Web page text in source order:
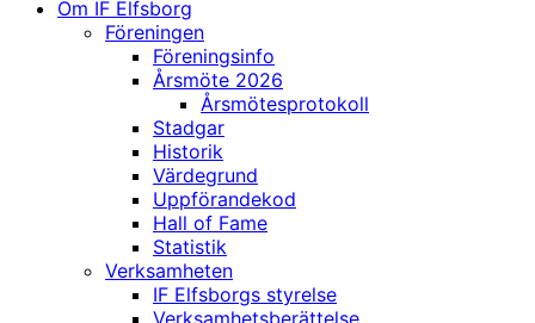
Om IF Elfsborg
Föreningen
Föreningsinfo
Årsmöte 2026
Årsmötesprotokoll
Stadgar
Historik
Värdegrund
Uppförandekod
Hall of Fame
Statistik
Verksamheten
IF Elfsborgs styrelse